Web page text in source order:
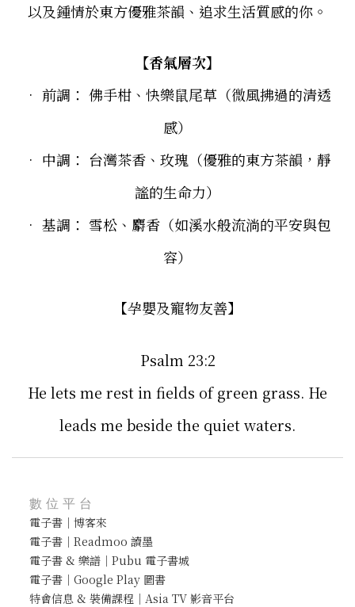
以及鍾情於東方優雅茶韻、追求生活質感的你。
【香氣層次】
• 前調： 佛手柑、快樂鼠尾草（微風拂過的清透
感）
• 中調： 台灣茶香、玫瑰（優雅的東方茶韻，靜
謐的生命力）
• 基調： 雪松、麝香（如溪水般流淌的平安與包
容）
【孕嬰及寵物友善】
Psalm 23:2
He lets me rest in fields of green grass. He
leads me beside the quiet waters.
數位平台
電子書｜博客來
電子書｜Readmoo 讀墨
電子書 & 樂譜｜Pubu 電子書城
電子書｜Google Play 圖書
特會信息 & 裝備課程｜Asia TV 影音平台